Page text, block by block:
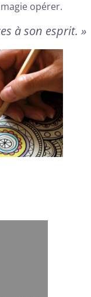
opérer.
à son esprit. »